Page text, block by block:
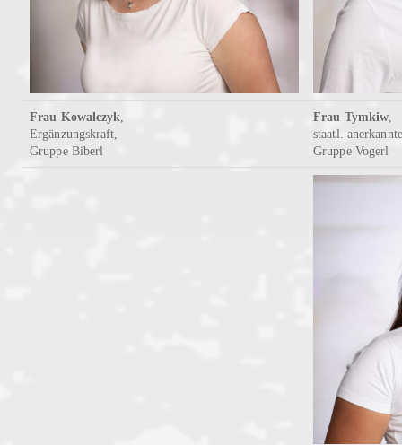
Frau Kowalczyk,
Ergänzungskraft,
Gruppe Biberl
Frau Tymkiw,
staatl.
Gruppe Vogerl